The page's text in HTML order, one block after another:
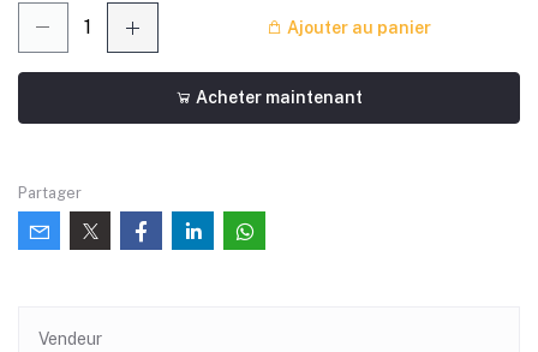
Ajouter au panier
Acheter maintenant
Partager
Vendeur